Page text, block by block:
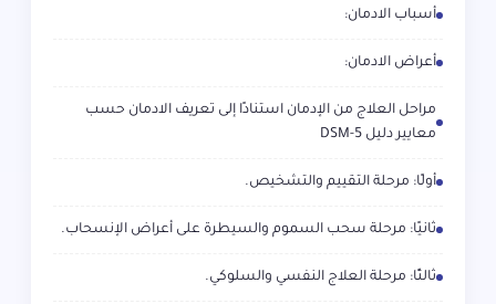
أسباب الادمان:
أعراض الادمان:
مراحل العلاج من الإدمان استنادًا إلى تعريف الادمان حسب
معايير دليل DSM-5
أولًا: مرحلة التقييم والتشخيص.
ثانيًا: مرحلة سحب السموم والسيطرة على أعراض الإنسحاب.
ثالثًا: مرحلة العلاج النفسي والسلوكي.